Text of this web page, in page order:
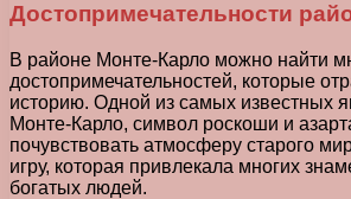
Достопримечательности
В районе Монте-Карло можно найти
достопримечательностей, которые
историю. Одной из самых известных
Монте-Карло, символ роскоши и
почувствовать атмосферу старого
игру, которая привлекала многих
богатых людей.